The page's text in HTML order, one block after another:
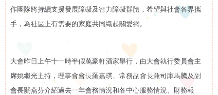
資
動
活動預告
作團隊將持續支援發展障礙及智力障礙群體，希望與社會各界攜
手，為社區上有需要的家庭共同織起關愛網。
大會昨日上午十一時半假萬豪軒酒家舉行，由大會執行委員會主
席姚繼光主持，理事會會長羅嘉琪、常務副會長兼司庫馬騰及副
會長關燕芬介紹過去一年會務情況和各中心服務情況、財務報